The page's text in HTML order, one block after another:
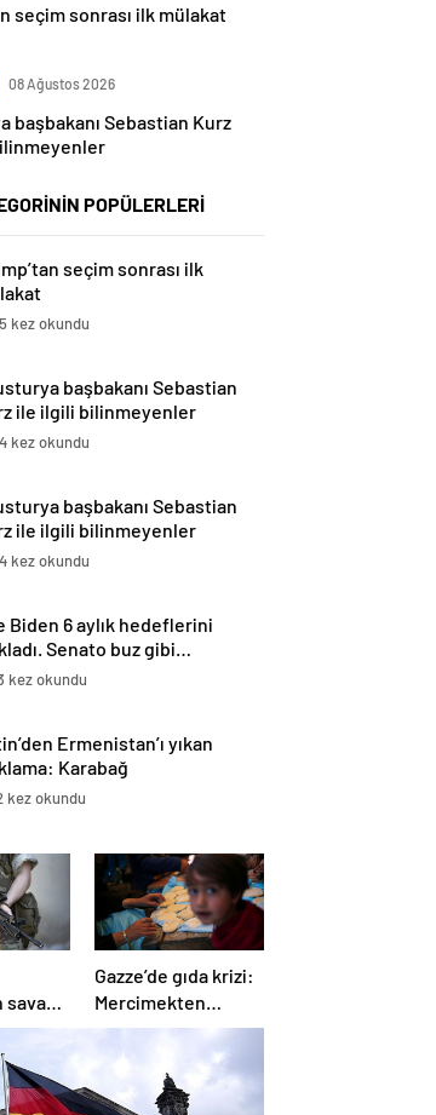
seçim sonrası ilk mülakat
08 Ağustos 2026
başbakanı Sebastian Kurz
POPÜLERLERİ
seçim sonrası ilk
kez okundu
başbakanı Sebastian
ile ilgili bilinmeyenler
kez okundu
başbakanı Sebastian
ile ilgili bilinmeyenler
kez okundu
Biden 6 aylık hedeflerini
Senato buz gibi…
kez okundu
Ermenistan’ı yıkan
Karabağ
ayrılmaz bir
kez okundu
savaş
Gazze’de gıda krizi:
Mercimekten
ekmek yapıyorlar